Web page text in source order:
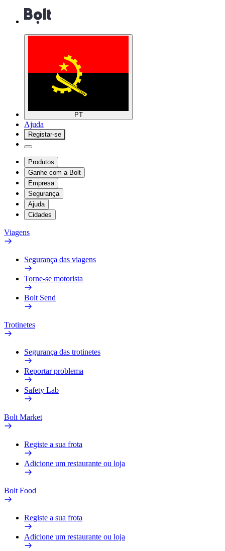
PT
Ajuda
Registar-se
Produtos
Ganhe com a Bolt
Empresa
Segurança
Ajuda
Cidades
Viagens
Segurança das viagens
Torne-se motorista
Bolt Send
Trotinetes
Segurança das trotinetes
Reportar problema
Safety Lab
Bolt Market
Registe a sua frota
Adicione um restaurante ou loja
Bolt Food
Registe a sua frota
Adicione um restaurante ou loja